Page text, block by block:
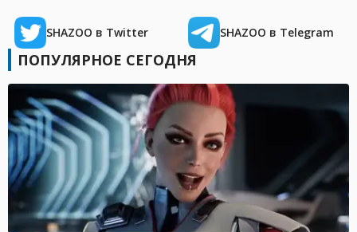
SHAZOO в Twitter SHAZOO в Telegram
ПОПУЛЯРНОЕ СЕГОДНЯ